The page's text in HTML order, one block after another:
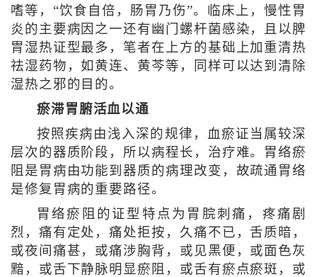
嗜等，“饮食自倍，肠胃乃伤”。临床上，慢性胃
炎的主要病因之一还有幽门螺杆菌感染，且以脾
胃湿热证型最多，笔者在上方的基础上加重清热
祛湿药物，如黄连、黄芩等，同样可以达到清除
湿热之邪的目的。
瘀滞胃腑活血以通
按照疾病由浅入深的规律，血瘀证当属较深
层次的器质阶段，所以病程长，治疗难。胃络瘀
阻是胃病由功能到器质的病理改变，故疏通胃络
是修复胃病的重要路径。
胃络瘀阻的证型特点为胃脘刺痛，疼痛剧
烈，痛有定处，痛处拒按，久痛不已，舌质暗，
或夜间痛甚，或痛涉胸背，或见黑便，或面色灰
黯，或舌下静脉明显瘀阻，或舌有瘀点瘀斑，或